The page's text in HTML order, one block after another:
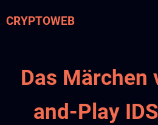
to
CRYPTOWEB
Das Märchen
and-Play